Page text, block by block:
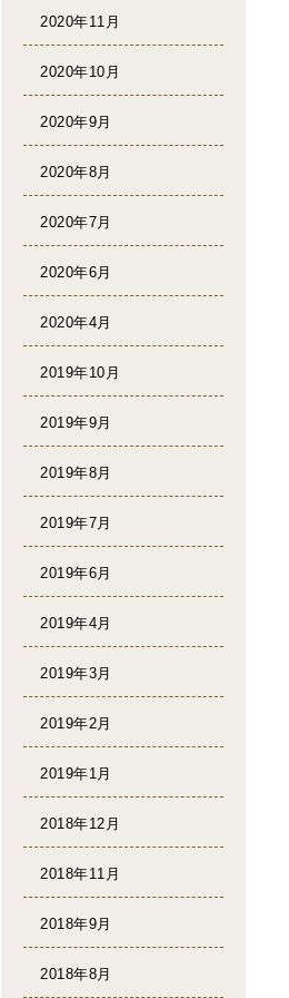
2020年11月
2020年10月
2020年9月
2020年8月
2020年7月
2020年6月
2020年4月
2019年10月
2019年9月
2019年8月
2019年7月
2019年6月
2019年4月
2019年3月
2019年2月
2019年1月
2018年12月
2018年11月
2018年9月
2018年8月